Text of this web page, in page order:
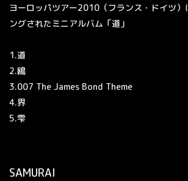
ヨーロッパツアー2010（フランス・ドイツ）
ングされたミニアルバム「道」
1.道
2.鴎
3.007 The James Bond Theme
4.界
5.雫
SAMURAI